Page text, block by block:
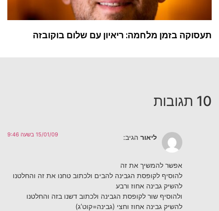
תעסוקה בזמן מלחמה: ריאיון עם שלום בוקובזה
10 תגובות
ליאור הגיב: 15/01/09 בשעה 9:46
אפשר להמשיך את זה
להוסיף לקופסת הגבינה להבים ולכתוב טחנו את זה והחלטנו
להשיק גבינה אחוז ורבע
ולהוסיף שור לקופסת הגבינה ולכתוב דשנו בזה והחלטנו
להשיק גבינה אחוז וחצי (גבינה=קוט’ג)